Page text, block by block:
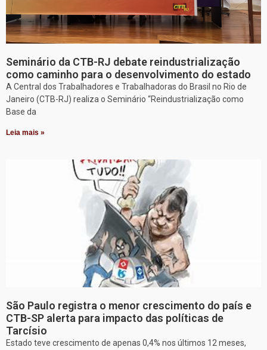
Seminário da CTB-RJ debate reindustrialização
como caminho para o desenvolvimento do estado
A Central dos Trabalhadores e Trabalhadoras do Brasil no Rio de
Janeiro (CTB-RJ) realiza o Seminário “Reindustrialização como
Base da
Leia mais »
São Paulo registra o menor crescimento do país e
CTB-SP alerta para impacto das políticas de
Tarcísio
Estado teve crescimento de apenas 0,4% nos últimos 12 meses,